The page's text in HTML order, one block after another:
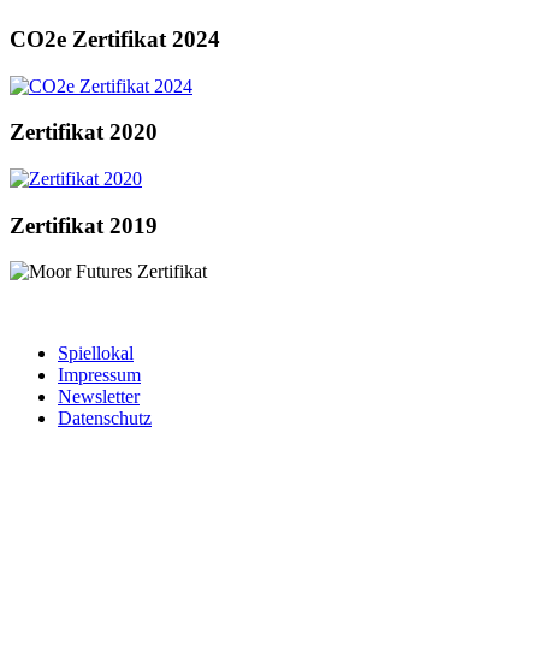
CO2e Zertifikat 2024
Zertifikat 2020
Zertifikat 2019
Spiellokal
Impressum
Newsletter
Datenschutz